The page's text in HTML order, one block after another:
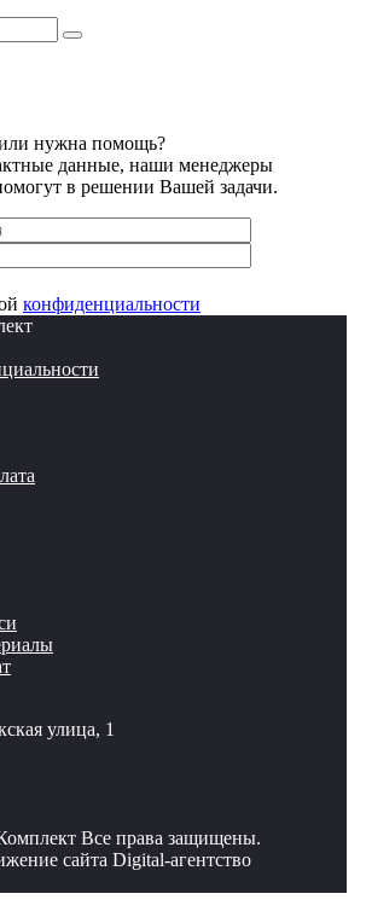
₽.
нужна помощь?
данные, наши менеджеры
в решении Вашей задачи.
конфиденциальности
улица, 1
Все права защищены.
сайта Digital-агентство